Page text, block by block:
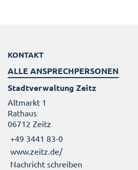
KONTAKT
ALLE ANSPRECHPERSONEN
Stadtverwaltung Zeitz
Altmarkt 1
Rathaus
06712 Zeitz
+49 3441 83-0
www.zeitz.de/
Nachricht schreiben